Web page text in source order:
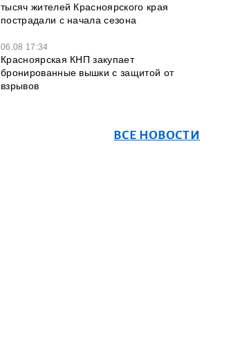
тысяч жителей Красноярского края
пострадали с начала сезона
06.08 17:34
Красноярская КНП закупает
бронированные вышки с защитой от
взрывов
ВСЕ НОВОСТИ